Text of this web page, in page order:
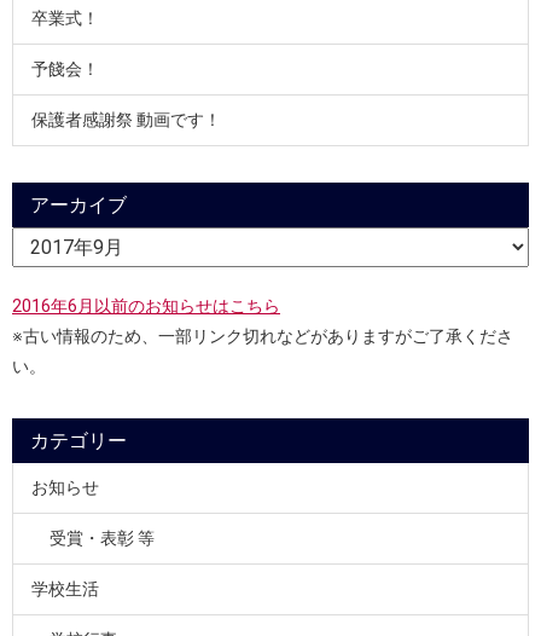
卒業式！
予餞会！
保護者感謝祭 動画です！
アーカイブ
2016年6月以前のお知らせはこちら
※古い情報のため、一部リンク切れなどがありますがご了承くださ
い。
カテゴリー
お知らせ
受賞・表彰 等
学校生活